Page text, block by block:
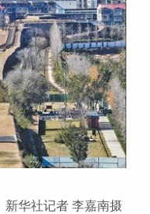
华社记者 李嘉南摄